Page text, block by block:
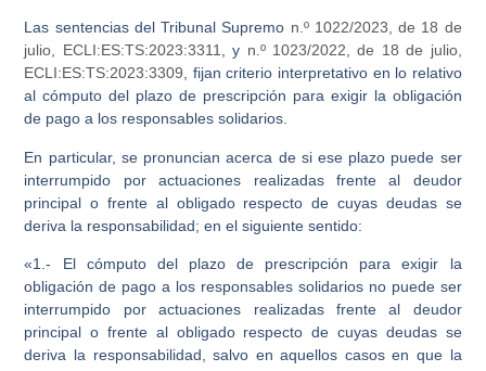
Las sentencias del Tribunal Supremo n.º 1022/2023, de 18 de
julio, ECLI:ES:TS:2023:3311, y n.º 1023/2022, de 18 de julio,
ECLI:ES:TS:2023:3309, fijan criterio interpretativo en lo relativo
al cómputo del plazo de prescripción para exigir la obligación
de pago a los responsables solidarios.
En particular, se pronuncian acerca de si ese plazo puede ser
interrumpido por actuaciones realizadas frente al deudor
principal o frente al obligado respecto de cuyas deudas se
deriva la responsabilidad; en el siguiente sentido:
«1.- El cómputo del plazo de prescripción para exigir la
obligación de pago a los responsables solidarios no puede ser
interrumpido por actuaciones realizadas frente al deudor
principal o frente al obligado respecto de cuyas deudas se
deriva la responsabilidad, salvo en aquellos casos en que la